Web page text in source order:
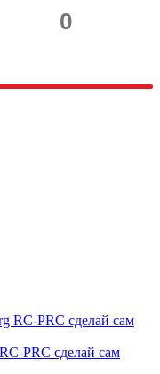
PRC сделай сам